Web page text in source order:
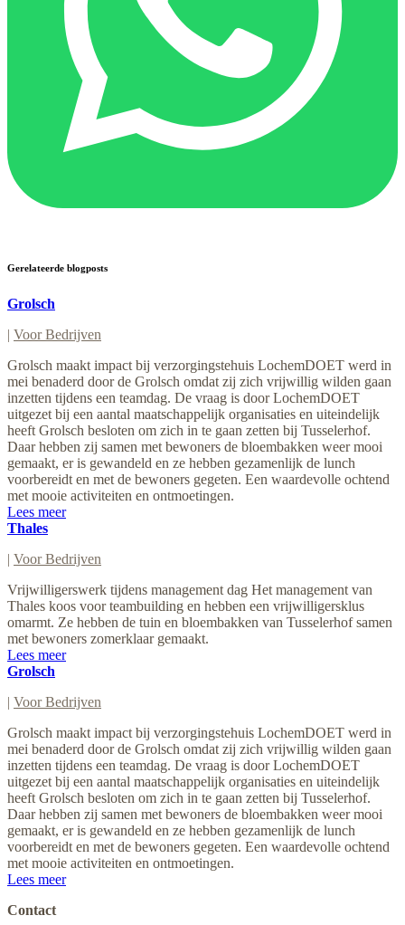
Gerelateerde blogposts
Grolsch
| Voor Bedrijven
Grolsch maakt impact bij verzorgingstehuis LochemDOET werd in
mei benaderd door de Grolsch omdat zij zich vrijwillig wilden gaan
inzetten tijdens een teamdag. De vraag is door LochemDOET
uitgezet bij een aantal maatschappelijk organisaties en uiteindelijk
heeft Grolsch besloten om zich in te gaan zetten bij Tusselerhof.
Daar hebben zij samen met bewoners de bloembakken weer mooi
gemaakt, er is gewandeld en ze hebben gezamenlijk de lunch
voorbereidt en met de bewoners gegeten. Een waardevolle ochtend
met mooie activiteiten en ontmoetingen.
Lees meer
Thales
| Voor Bedrijven
Vrijwilligerswerk tijdens management dag Het management van
Thales koos voor teambuilding en hebben een vrijwilligersklus
omarmt. Ze hebben de tuin en bloembakken van Tusselerhof samen
met bewoners zomerklaar gemaakt.
Lees meer
Grolsch
| Voor Bedrijven
Grolsch maakt impact bij verzorgingstehuis LochemDOET werd in
mei benaderd door de Grolsch omdat zij zich vrijwillig wilden gaan
inzetten tijdens een teamdag. De vraag is door LochemDOET
uitgezet bij een aantal maatschappelijk organisaties en uiteindelijk
heeft Grolsch besloten om zich in te gaan zetten bij Tusselerhof.
Daar hebben zij samen met bewoners de bloembakken weer mooi
gemaakt, er is gewandeld en ze hebben gezamenlijk de lunch
voorbereidt en met de bewoners gegeten. Een waardevolle ochtend
met mooie activiteiten en ontmoetingen.
Lees meer
Contact